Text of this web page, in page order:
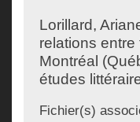
Lorillard,
relations
Montréal
études
Fichier(s)